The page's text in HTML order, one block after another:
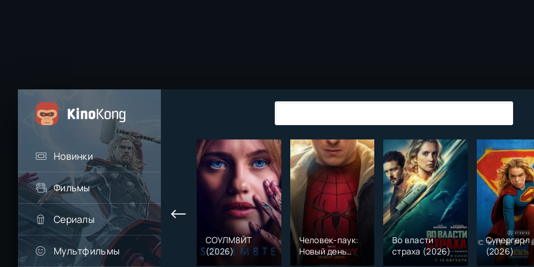
Новинки
Фильмы
Сериалы
Мультфильмы
СОУЛМ8ЙТ
(2026)
Человек-паук:
Новый день
(2026)
Во власти
страха (2026)
Супергерл
(2026)